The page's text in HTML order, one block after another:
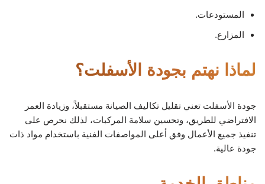
المستودعات.
المزارع.
لماذا نهتم بجودة الأسفلت؟
جودة الأسفلت تعني تقليل تكاليف الصيانة مستقبلاً، وزيادة العمر
الافتراضي للطريق، وتحسين سلامة المركبات، لذلك نحرص على
تنفيذ جميع الأعمال وفق أعلى المواصفات الفنية باستخدام مواد ذات
جودة عالية.